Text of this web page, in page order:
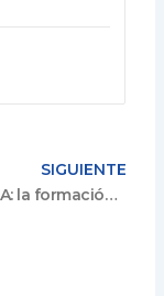
SIGUIENTE
MBA UNSTA: la formación de líderes y emprendedores de la mano de la Universidad Santo Tomás de Aquino